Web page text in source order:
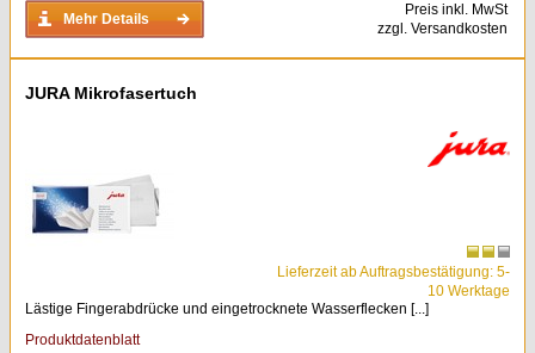
Mehr Details
Preis inkl. MwSt
zzgl. Versandkosten
JURA Mikrofasertuch
Lieferzeit ab Auftragsbestätigung: 5-
10 Werktage
Lästige Fingerabdrücke und eingetrocknete Wasserflecken [...]
Produktdatenblatt